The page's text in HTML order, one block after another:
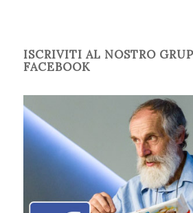
ISCRIVITI AL NOSTRO
FACEBOOK